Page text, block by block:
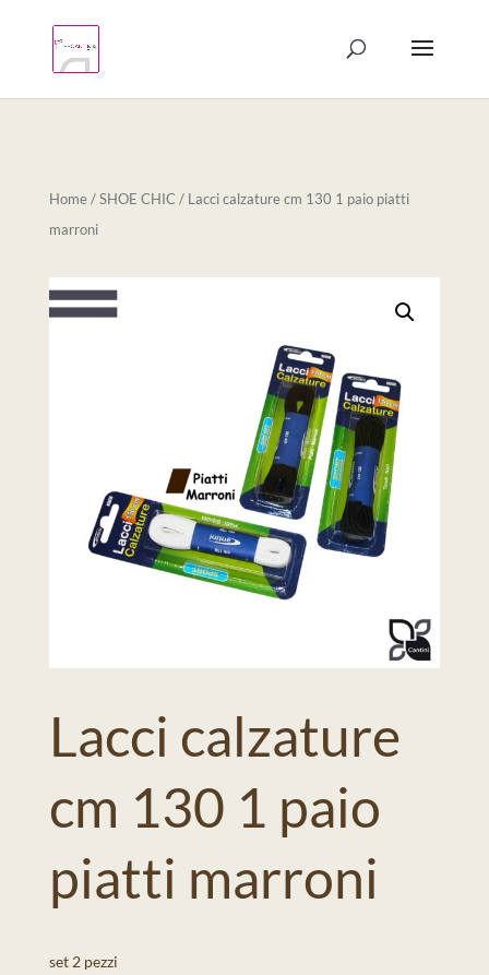
Home/SHOE CHIC / Lacci calzature cm 130 1 paio piatti
marroni
Lacci calzature
cm 130 1 paio
piatti marroni
set 2 pezzi